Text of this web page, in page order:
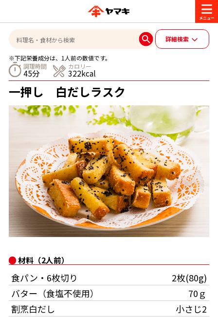
商品情報
ブランド一覧
ヤマキ『めんつゆ』 ヤマキ 割烹白だし
旨さ、別格。だし屋の鍋 韓福善シリーズ
レシピ
おいしいレシピを探す
おいしいレシピトップ
主食レシピ
主菜レシピ
汁物レシピ
時短レシピ
おいしいレシピを商品から探す
かつお節・だしを楽しむ
かつお節・だしを知る
だしの取り方
かつお節の削り方
かつお節・だしをもっと知る
ヤマキ かつお節プラス®
かつお節・だしを楽しむ
キャンペーン一覧
企業・採用情報
企業情報
- 百年対話
採用情報
- ジョブリターン制
お問い合わせ
ヤマキお客様相談室
オンラインショップ
Global
詳細検索
※下記栄養成分は、1人前の数値です。
調理時間
45分
カロリー
322kcal
一押し 白だしラスク
材料（2人前）
食パン・6枚切り
2枚(80g)
バター（食塩不使用）
70ｇ
割烹白だし
小さじ2